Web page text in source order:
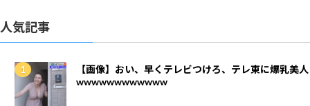
人気記事
【画像】おい、早くテレビつけろ、テレ東に爆乳美人
wwwwwwwwwwww